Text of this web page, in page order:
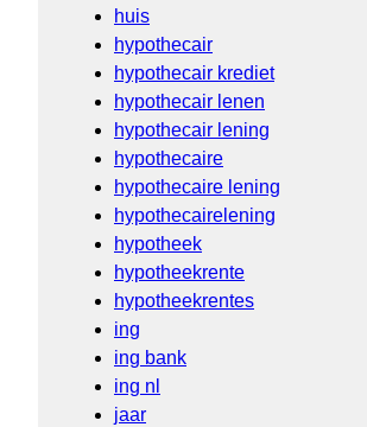
huis
hypothecair
hypothecair krediet
hypothecair lenen
hypothecair lening
hypothecaire
hypothecaire lening
hypothecairelening
hypotheek
hypotheekrente
hypotheekrentes
ing
ing bank
ing nl
jaar